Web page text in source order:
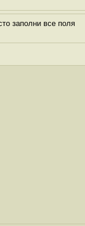
заполни все поля